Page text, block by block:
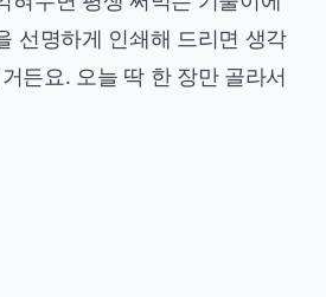
선명하게 인쇄해 드리면 생각
든요. 오늘 딱 한 장만 골라서